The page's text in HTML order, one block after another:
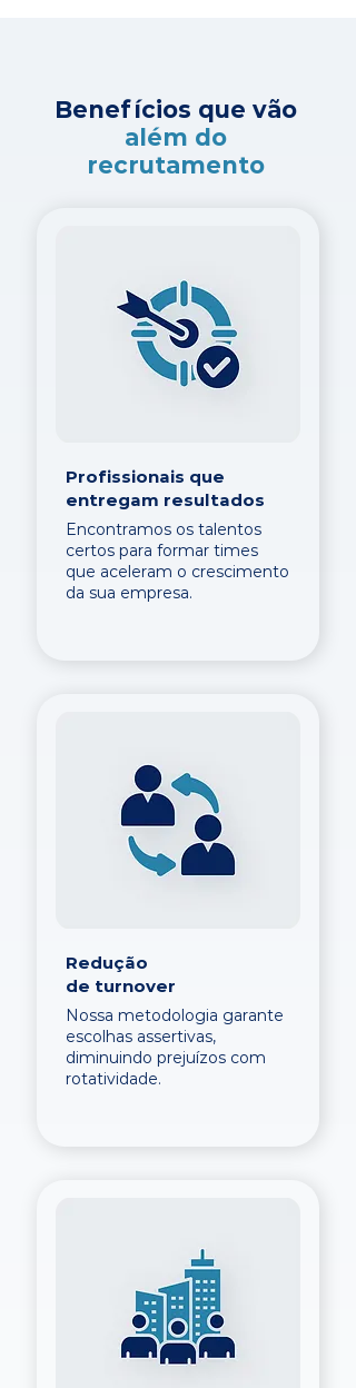
Benefícios que vão
além do
recrutamento
Profissionais que
entregam resultados
Encontramos os talentos
certos para formar times
que aceleram o crescimento
da sua empresa.
Redução
de turnover
Nossa metodologia garante
escolhas assertivas,
diminuindo prejuízos com
rotatividade.